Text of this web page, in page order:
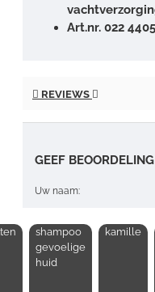
Art.nr. 022 4405
REVIEWS
GEEF BEOORDELING
Uw naam:
Opmerking:
shampoo
gevoelige
huid
kamille